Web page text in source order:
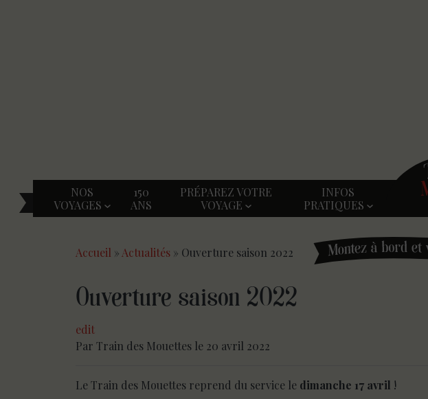
NOS
VOYAGES
150
ANS
PRÉPAREZ VOTRE
VOYAGE
INFOS
PRATIQUES
Accueil » Actualités» Ouverture saison 2022
Ouverture saison 2022
edit
Par Train des Mouettes le 20 avril 2022
Le Train des Mouettes reprend du service le dimanche 17 avril !